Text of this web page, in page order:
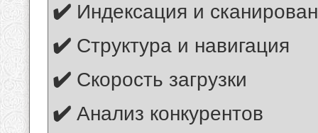
✔️ Индексация и
✔️ Структура и навигация
✔️ Скорость загрузки
✔️ Анализ конкурентов